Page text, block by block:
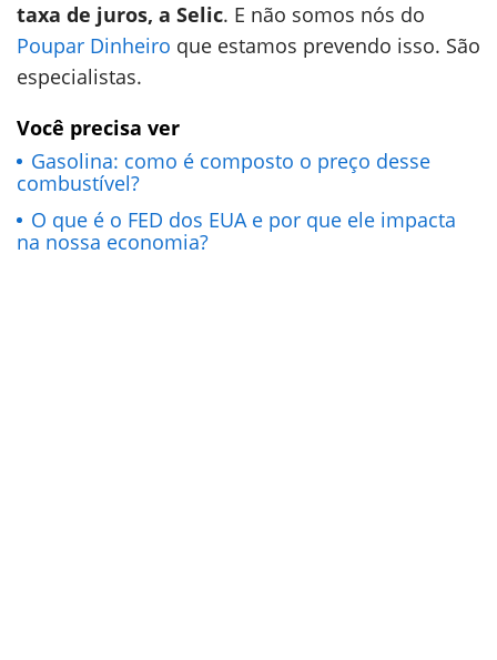
taxa de juros, a Selic. E não somos nós do
Poupar Dinheiro que estamos prevendo isso. São
especialistas.
Você precisa ver
Gasolina: como é composto o preço desse
combustível?
O que é o FED dos EUA e por que ele impacta
na nossa economia?